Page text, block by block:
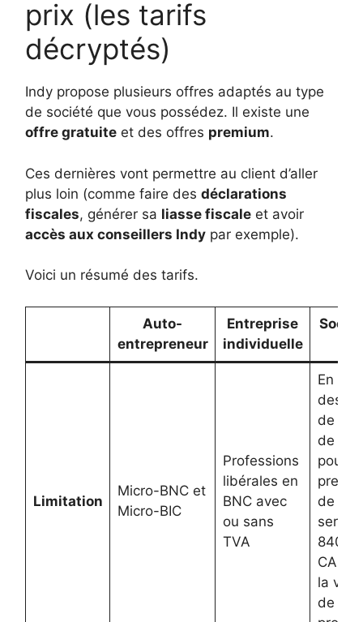
prix (les tarifs
décryptés)
Indy propose plusieurs offres adaptés au type
de société que vous possédez. Il existe une
offre gratuite et des offres premium.
Ces dernières vont permettre au client d’aller
plus loin (comme faire des déclarations
fiscales, générer sa liasse fiscale et avoir
accès aux conseillers Indy par exemple).
Voici un résumé des tarifs.
Auto-
entrepreneur
Entreprise
individuelle
Limitation
Micro-BNC et
Micro-BIC
Professions
libérales en
BNC avec
ou sans
TVA
En
de
de CA
pour la
de
CA
la
de